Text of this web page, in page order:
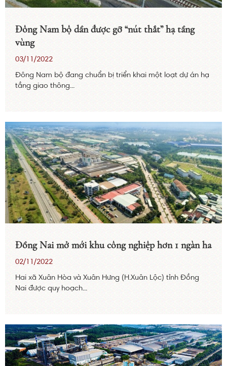
Đông Nam bộ dần được gỡ “nút thắt” hạ tầng
vùng
03/11/2022
Đông Nam bộ đang chuẩn bị triển khai một loạt dự án hạ
tầng giao thông...
Đồng Nai mở mới khu công nghiệp hơn 1 ngàn ha
02/11/2022
Hai xã Xuân Hòa và Xuân Hưng (H.Xuân Lộc) tỉnh Đồng
Nai được quy hoạch...